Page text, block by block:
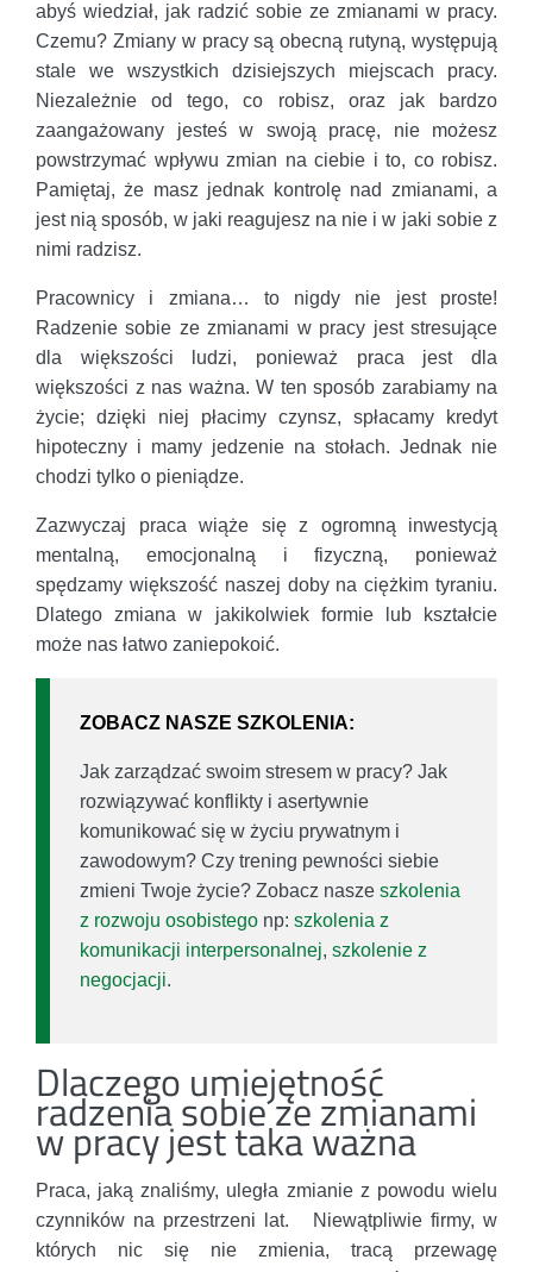
abyś wiedział, jak radzić sobie ze zmianami w pracy.
Czemu? Zmiany w pracy są obecną rutyną, występują
stale we wszystkich dzisiejszych miejscach pracy.
Niezależnie od tego, co robisz, oraz jak bardzo
zaangażowany jesteś w swoją pracę, nie możesz
powstrzymać wpływu zmian na ciebie i to, co robisz.
Pamiętaj, że masz jednak kontrolę nad zmianami, a
jest nią sposób, w jaki reagujesz na nie i w jaki sobie z
nimi radzisz.
Pracownicy i zmiana… to nigdy nie jest proste!
Radzenie sobie ze zmianami w pracy jest stresujące
dla większości ludzi, ponieważ praca jest dla
większości z nas ważna. W ten sposób zarabiamy na
życie; dzięki niej płacimy czynsz, spłacamy kredyt
hipoteczny i mamy jedzenie na stołach. Jednak nie
chodzi tylko o pieniądze.
Zazwyczaj praca wiąże się z ogromną inwestycją
mentalną, emocjonalną i fizyczną, ponieważ
spędzamy większość naszej doby na ciężkim tyraniu.
Dlatego zmiana w jakikolwiek formie lub kształcie
może nas łatwo zaniepokoić.
ZOBACZ NASZE SZKOLENIA:
Jak zarządzać swoim stresem w pracy? Jak
rozwiązywać konflikty i asertywnie
komunikować się w życiu prywatnym i
zawodowym? Czy trening pewności siebie
zmieni Twoje życie? Zobacz nasze szkolenia
z rozwoju osobistego np: szkolenia z
komunikacji interpersonalnej, szkolenie z
negocjacji.
Dlaczego umiejętność
radzenia sobie ze zmianami
w pracy jest taka ważna
Praca, jaką znaliśmy, uległa zmianie z powodu wielu
czynników na przestrzeni lat. Niewątpliwie firmy, w
których nic się nie zmienia, tracą przewagę